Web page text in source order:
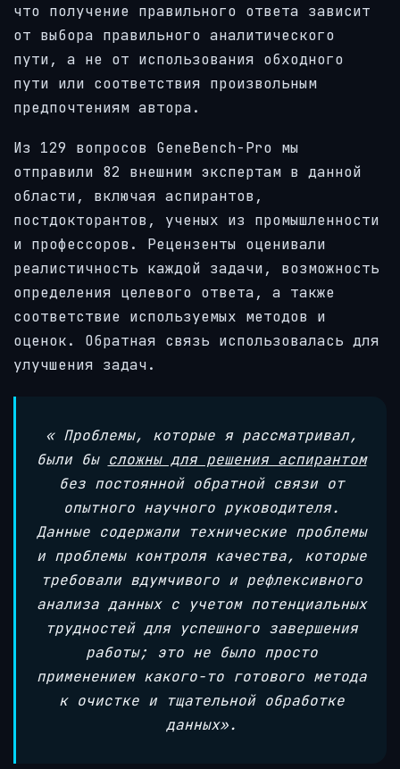
что получение правильного ответа зависит
от выбора правильного аналитического
пути, а не от использования обходного
пути или соответствия произвольным
предпочтениям автора.
Из 129 вопросов GeneBench-Pro мы
отправили 82 внешним экспертам в данной
области, включая аспирантов,
постдокторантов, ученых из промышленности
и профессоров. Рецензенты оценивали
реалистичность каждой задачи, возможность
определения целевого ответа, а также
соответствие используемых методов и
оценок. Обратная связь использовалась для
улучшения задач.
« Проблемы, которые я рассматривал,
были бы сложны для решения аспирантом
без постоянной обратной связи от
опытного научного руководителя.
Данные содержали технические проблемы
и проблемы контроля качества, которые
требовали вдумчивого и рефлексивного
анализа данных с учетом потенциальных
трудностей для успешного завершения
работы; это не было просто
применением какого-то готового метода
к очистке и тщательной обработке
данных».